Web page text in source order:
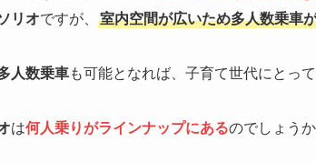
リオですが、 室内空間が広いため多人数乗車
人数乗車も可能となれば、子育て世代にとっ
は何人乗りがラインナップにあるのでしょうか